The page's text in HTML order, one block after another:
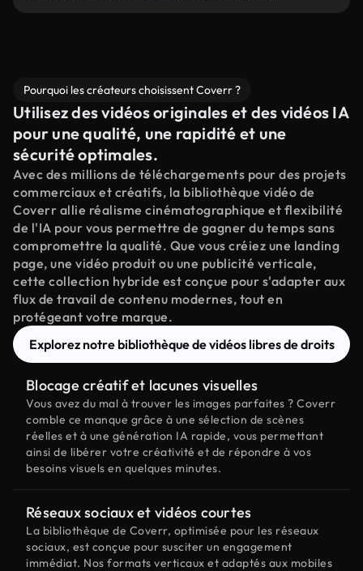
Pourquoi les créateurs choisissent Coverr ?
Utilisez des vidéos originales et des vidéos IA
pour une qualité, une rapidité et une
sécurité optimales.
Avec des millions de téléchargements pour des projets
commerciaux et créatifs, la bibliothèque vidéo de
Coverr allie réalisme cinématographique et flexibilité
de l'IA pour vous permettre de gagner du temps sans
compromettre la qualité. Que vous créiez une landing
page, une vidéo produit ou une publicité verticale,
cette collection hybride est conçue pour s'adapter aux
flux de travail de contenu modernes, tout en
protégeant votre marque.
Explorez notre bibliothèque de vidéos libres de droits
Blocage créatif et lacunes visuelles
Vous avez du mal à trouver les images parfaites ? Coverr
comble ce manque grâce à une sélection de scènes
réelles et à une génération IA rapide, vous permettant
ainsi de libérer votre créativité et de répondre à vos
besoins visuels en quelques minutes.
Réseaux sociaux et vidéos courtes
La bibliothèque de Coverr, optimisée pour les réseaux
sociaux, est conçue pour susciter un engagement
immédiat. Nos formats verticaux et adaptés aux mobiles